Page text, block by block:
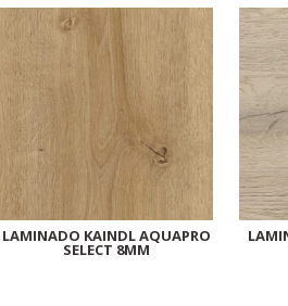
LAMINADO KAINDL AQUAPRO
SELECT 8MM